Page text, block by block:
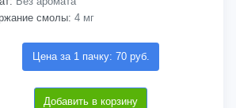
смолы: 4 мг
Цена за 1 пачку: 70 руб.
Добавить в корзину